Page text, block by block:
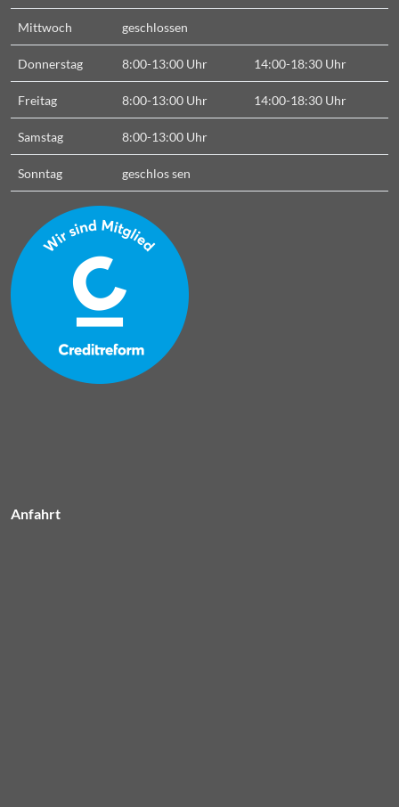
Mittwoch geschlossen
Donnerstag 8:00-13:00 Uhr 14:00-18:30 Uhr
Freitag 8:00-13:00 Uhr 14:00-18:30 Uhr
Samstag 8:00-13:00 Uhr
Sonntag geschlossen
Anfahrt